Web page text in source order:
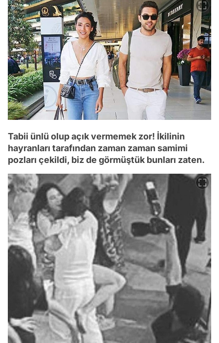
Tabii ünlü olup açık vermemek zor! İkilinin
hayranları tarafından zaman zaman samimi
pozları çekildi, biz de görmüştük bunları zaten.